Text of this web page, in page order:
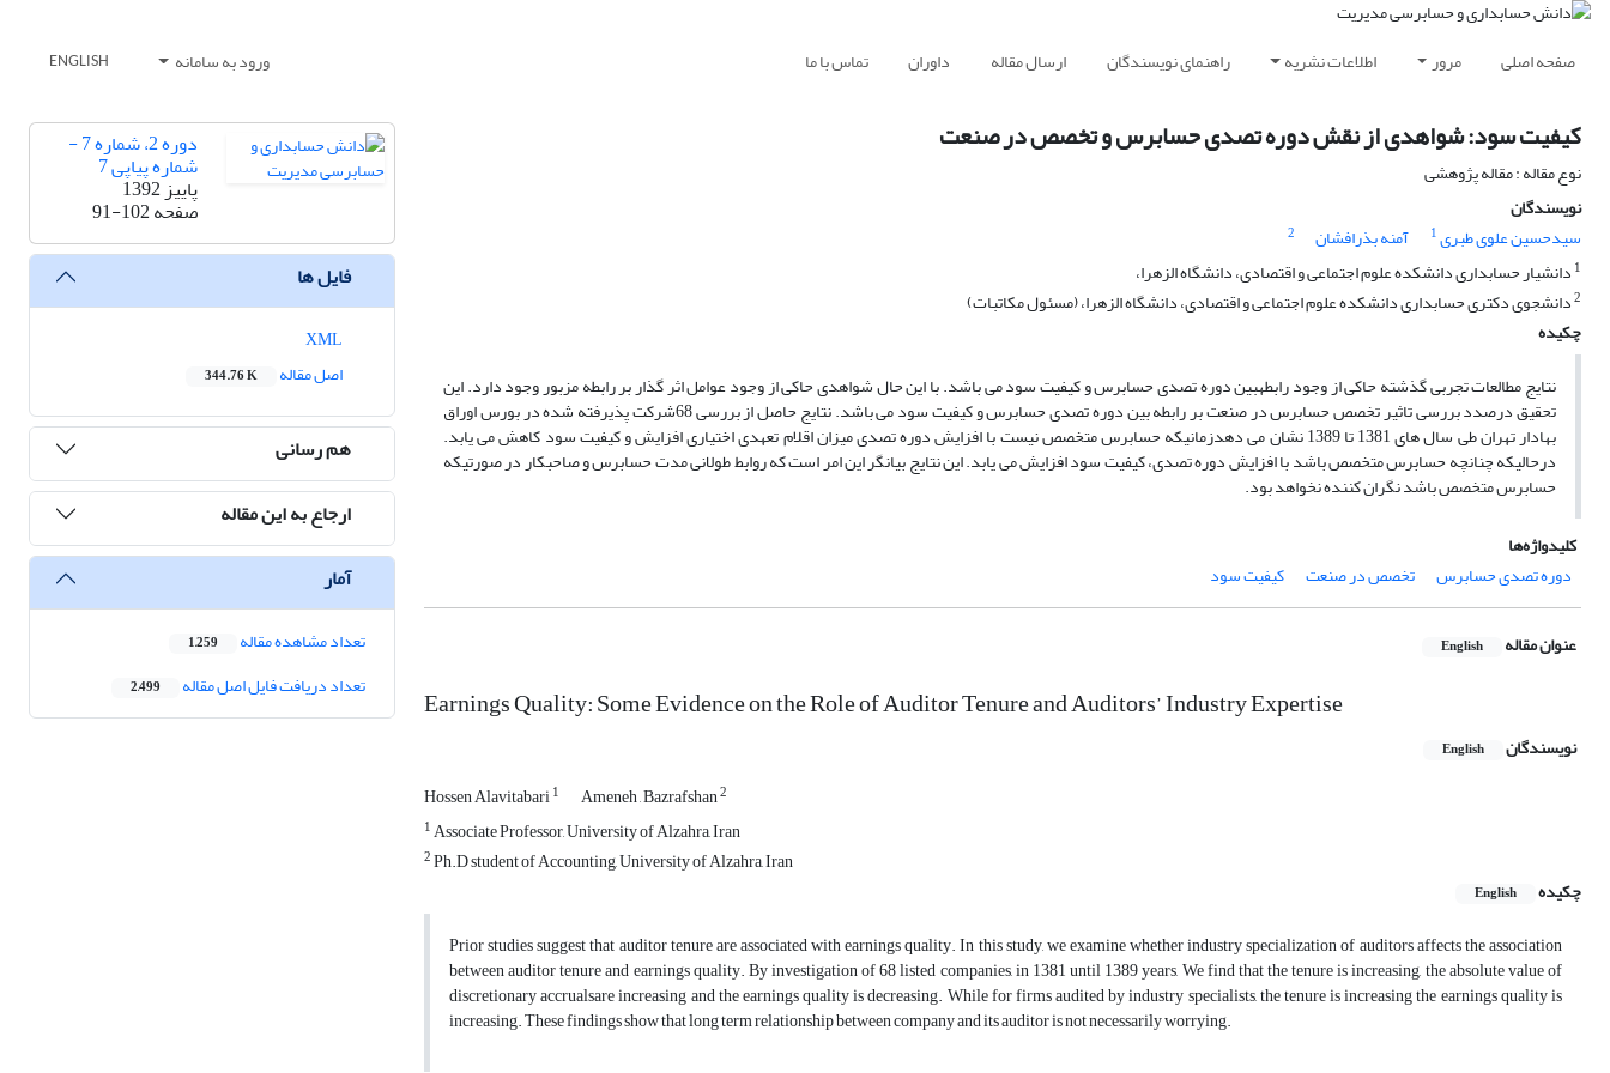
صفحه اصلی مرور اطلاعات نشریه راهنمای نویسندگان ارسال مقاله داوران تماس با ما ورود به سامانه ENGLISH
کیفیت سود: شواهدی از نقش دوره تصدی حسابرس و تخصص در صنعت
نوع مقاله : مقاله پژوهشی
نویسندگان
سیدحسین علوی طبری1 آمنه بذرافشان
2
1 دانشیار حسابداری دانشکده علوم اجتماعی و اقتصادی، دانشگاه الزهرا،
2دانشجوی دکتری حسابداری دانشکده علوم اجتماعی و اقتصادی، دانشگاه الزهرا، (مسئول مکاتبات)
چکیده
نتایج مطالعات تجربی گذشته حاکی از وجود رابطهبین دوره تصدی حسابرس و کیفیت سود می باشد. با این حال شواهدی حاکی از وجود عوامل اثر گذار بر رابطه مزبور وجود دارد. این
تحقیق درصدد بررسی تاثیر تخصص حسابرس در صنعت بر رابطه بین دوره تصدی حسابرس و کیفیت سود می باشد. نتایج حاصل از بررسی 68شرکت پذیرفته شده در بورس اوراق
بهادار تهران طی سال های 1381 تا 1389 نشان می دهدزمانی­که حسابرس متخصص نیست با افزایش دوره تصدی میزان اقلام تعهدی اختیاری افزایش و کیفیت سود کاهش می یابد.
درحالیکه چنانچه حسابرس متخصص باشد با افزایش دوره تصدی، کیفیت سود افزایش می یابد. این نتایج بیانگر این امر است که روابط طولانی مدت حسابرس و صاحبکار در صورتی­که
حسابرس متخصص باشد نگران کننده نخواهد بود.
کلیدواژه‌ها
دوره تصدی حسابرس
تخصص در صنعت کیفیت سود
عنوان مقاله English
Earnings Quality: Some Evidence on the Role of Auditor Tenure and Auditors’ Industry Expertise
نویسندگان English
Hossen Alavitabari1 Ameneh , Bazrafshan2
1Associate Professor, University of Alzahra, Iran
2Ph.D student of Accounting, University of Alzahra, Iran
چکیده
English
Prior studies suggest that auditor tenure are associated with earnings quality. In this study, we examine whether industry specialization of auditors affects the association
between auditor tenure and earnings quality. By investigation of 68 listed companies, in 1381 until 1389 years, We find that the tenure is increasing, the absolute value of
discretionary accrualsare increasing and the earnings quality is decreasing. While for firms audited by industry specialists, the tenure is increasing the earnings quality is
increasing. These findings show that long term relationship between company and its auditor is not necessarily worrying.
دوره 2، شماره 7 -
شماره پیاپی 7
پاییز 1392
صفحه91-102
فایل ها
اصل مقاله
344.76 K
هم رسانی
ارجاع به این مقاله
آمار
تعداد مشاهده مقاله 1,259
تعداد دریافت فایل اصل مقاله 2,499